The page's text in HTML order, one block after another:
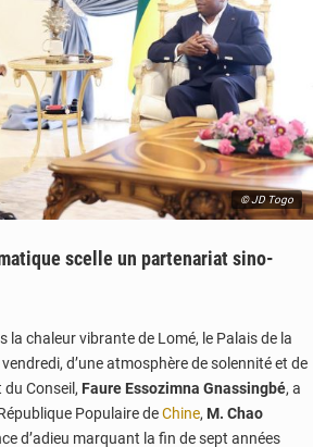
© JD Togo
scelle un partenariat sino-
la chaleur vibrante de Lomé, le Palais de la
d’une atmosphère de solennité et de
Conseil, Faure Essozimna Gnassingbé, a
Populaire deChine, M. Chao
d’adieu marquant la fin de sept années